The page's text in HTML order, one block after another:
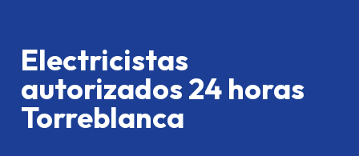
Electricistas
autorizados 24 horas
Torreblanca